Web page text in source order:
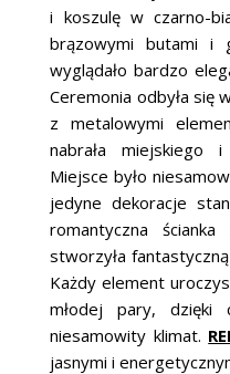
i koszulę w czarno-
brązowymi butami i
wyglądało bardzo
Ceremonia odbyła się
z metalowymi
nabrała miejskiego
Miejsce było
jedyne dekoracje
romantyczna
stworzyła
Każdy element
młodej pary, dzięki
niesamowity klimat.
jasnymi i